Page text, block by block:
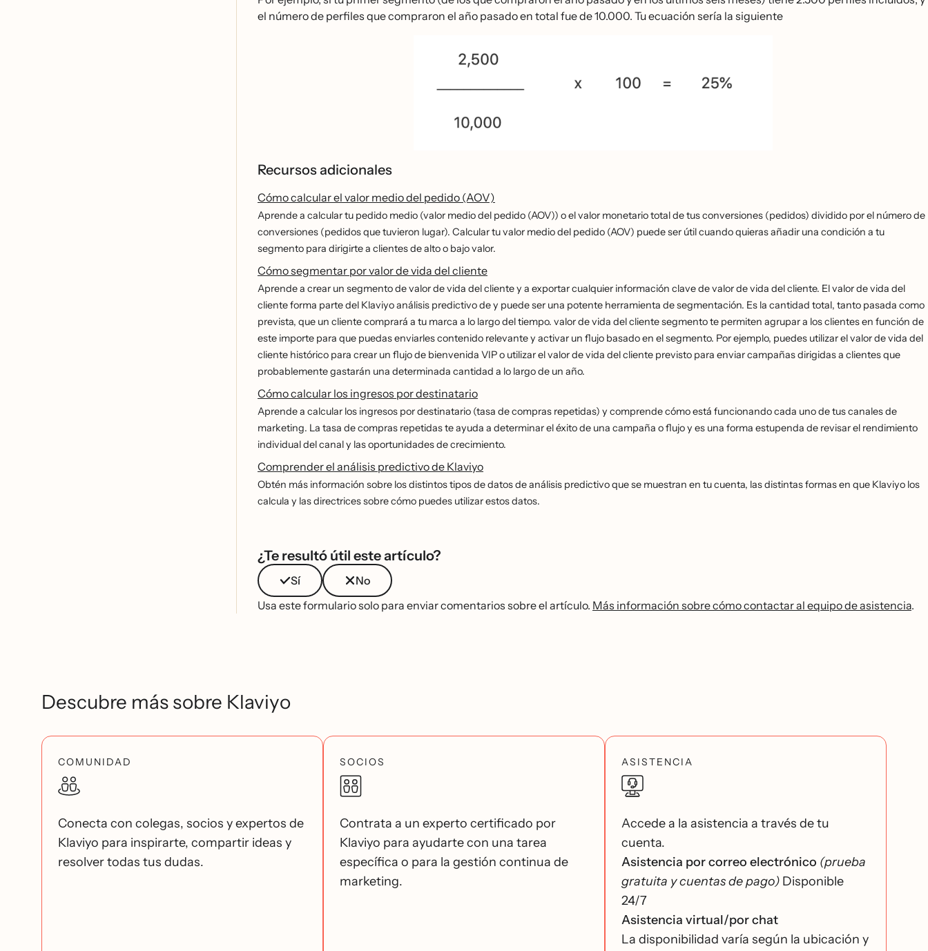
el número de perfiles que compraron el año pasado en total fue de 10.000. Tu ecuación sería la siguiente
Recursos adicionales
Cómo calcular el valor medio del pedido (AOV)
Aprende a calcular tu pedido medio (valor medio del pedido (AOV)) o el valor monetario total de tus conversiones (pedidos) dividido por el número de
conversiones (pedidos que tuvieron lugar). Calcular tu valor medio del pedido (AOV) puede ser útil cuando quieras añadir una condición a tu
segmento para dirigirte a clientes de alto o bajo valor.
Cómo segmentar por valor de vida del cliente
Aprende a crear un segmento de valor de vida del cliente y a exportar cualquier información clave de valor de vida del cliente. El valor de vida del
cliente forma parte del Klaviyo análisis predictivo de y puede ser una potente herramienta de segmentación. Es la cantidad total, tanto pasada como
prevista, que un cliente comprará a tu marca a lo largo del tiempo. valor de vida del cliente segmento te permiten agrupar a los clientes en función de
este importe para que puedas enviarles contenido relevante y activar un flujo basado en el segmento. Por ejemplo, puedes utilizar el valor de vida del
cliente histórico para crear un flujo de bienvenida VIP o utilizar el valor de vida del cliente previsto para enviar campañas dirigidas a clientes que
probablemente gastarán una determinada cantidad a lo largo de un año.
Cómo calcular los ingresos por destinatario
Aprende a calcular los ingresos por destinatario (tasa de compras repetidas) y comprende cómo está funcionando cada uno de tus canales de
marketing. La tasa de compras repetidas te ayuda a determinar el éxito de una campaña o flujo y es una forma estupenda de revisar el rendimiento
individual del canal y las oportunidades de crecimiento.
Comprender el análisis predictivo de Klaviyo
Obtén más información sobre los distintos tipos de datos de análisis predictivo que se muestran en tu cuenta, las distintas formas en que Klaviyo los
calcula y las directrices sobre cómo puedes utilizar estos datos.
¿Te resultó útil este artículo?
Sí
No
Usa este formulario solo para enviar comentarios sobre el artículo. Más información sobre cómo contactar al equipo de asistencia.
Descubre más sobre Klaviyo
COMUNIDAD
Conecta con colegas, socios y expertos de
Klaviyo para inspirarte, compartir ideas y
resolver todas tus dudas.
SOCIOS
Contrata a un experto certificado por
Klaviyo para ayudarte con una tarea
específica o para la gestión continua de
marketing.
ASISTENCIA
Accede a la asistencia a través de tu
cuenta.
Asistencia por correo electrónico (prueba
gratuita y cuentas de pago) Disponible
24/7
Asistencia virtual/por chat
La disponibilidad varía según la ubicación y